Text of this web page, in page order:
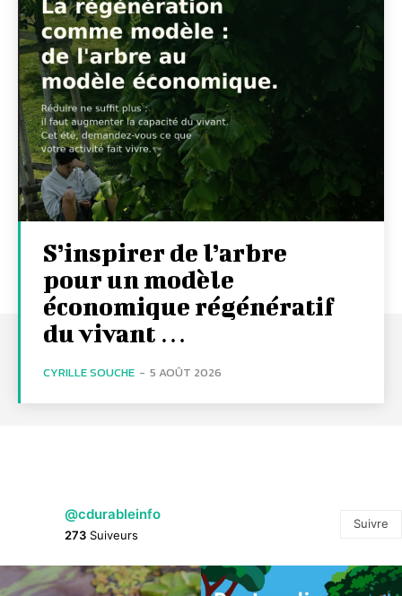
S’inspirer de l’arbre
pour un modèle
économique régénératif
du vivant …
CYRILLE SOUCHE - 5 AOÛT 2026
@cdurableinfo
273 Suiveurs
Suivre